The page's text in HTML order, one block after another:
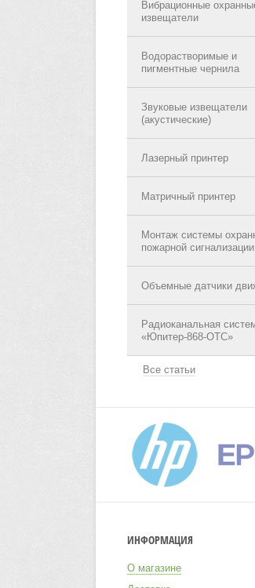
Вибрационные
извещатели
Водорастворимые и
пигментные чернила
Звуковые извещатели
(акустические)
Лазерный принтер
Матричный принтер
Монтаж системы
пожарной сигнализации
Объемные датчики
Радиоканальная
«Юпитер-868-ОТС»
Все статьи
ИНФОРМАЦИЯ
О магазине